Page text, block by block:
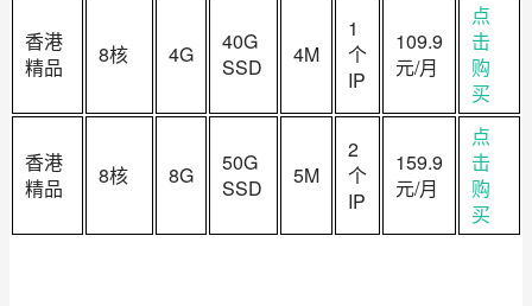
香港
精品
8核 4G
40G
SSD
4M
1
个
IP
109.9
元/月
点
击
购
买
香港
精品
8核 8G
50G
SSD
5M
2
个
IP
159.9
元/月
点
击
购
买